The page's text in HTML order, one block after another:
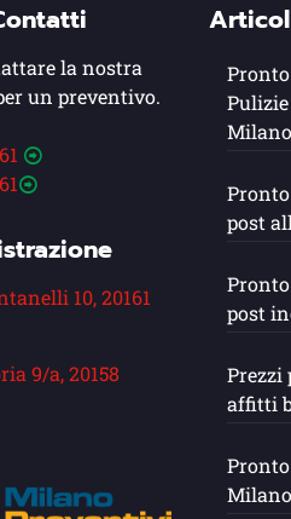
la nostra
un preventivo.
10, 20161
9/a, 20158
Milano
post
post
Prezzi
affitti
Milano